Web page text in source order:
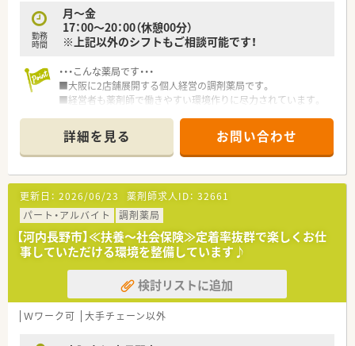
勤務
時間
月～金
17：00～20：00（休憩00分）
※上記以外のシフトもご相談可能です！
・・・こんな薬局です・・・
■大阪に2店舗展開する個人経営の調剤薬局です。
■経営者も薬剤師で働きやすい環境作りに尽力されています。
■店舗を拡張しリニューアル！トイレも休憩室も綺麗です。
■店内にはペッパー君の設置もございます♪
・・・こんな方におすすめ！・・・
■現職先で通勤に苦労されておられる方（駅近・徒歩5分♪）
■腰を据えて落ち着きながら働きたい方
■ご経験を活かして時給UPを叶えたい方！
詳細を見る お問い合わせ
更新日： 2026/06/23 薬剤師求人ID： 32661
パート・アルバイト
調剤薬局
【河内長野市】≪扶養～社会保険≫定着率抜群で楽しくお仕
事していただける環境を整備しています♪
検討リストに追加
Ｗワーク可 大手チェーン以外